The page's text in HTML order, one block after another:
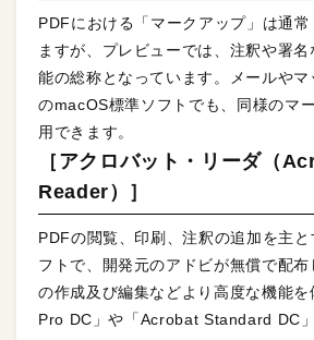
PDFにおける「マークアップ」は通
ますが、プレビューでは、注釈や署
能の総称となっています。メールや
のmacOS標準ソフトでも、同様のマ
用できます。
［アクロバット・リーダ（
Reader）］
PDFの閲覧、印刷、注釈の追加を主
フトで、開発元のアドビが無償で配
の作成及び編集などより高度な機能
Pro DC」や「Acrobat Standard DC